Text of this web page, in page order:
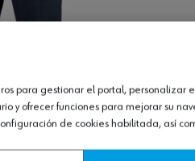
para gestionar el portal, personalizar
y ofrecer funciones para mejorar su
de cookies habilitada, así